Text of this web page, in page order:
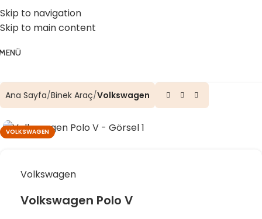
Skip to navigation
Skip to main content
☎️ 0 (224) 504 74 45
Ana Sayfa Binek Araç Volkswagen
VOLKSWAGEN
Volkswagen
Volkswagen Polo V